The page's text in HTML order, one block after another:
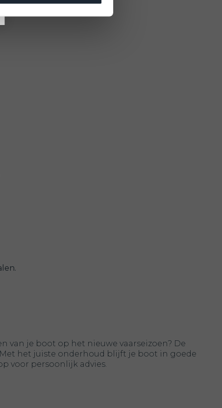
van je boot op het nieuwe vaarseizoen? De
het juiste onderhoud blijft je boot in goede
voor persoonlijk advies.